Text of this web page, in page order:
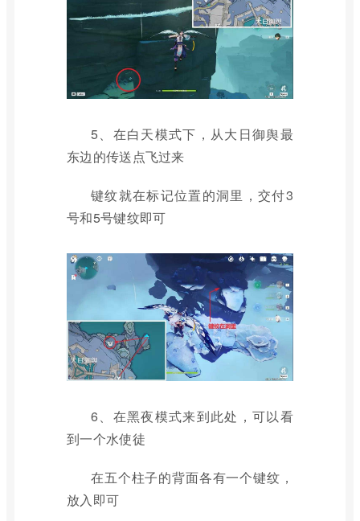
5、在白天模式下，从大日御舆最
东边的传送点飞过来
键纹就在标记位置的洞里，交付3
号和5号键纹即可
6、在黑夜模式来到此处，可以看
到一个水使徒
在五个柱子的背面各有一个键纹，
放入即可